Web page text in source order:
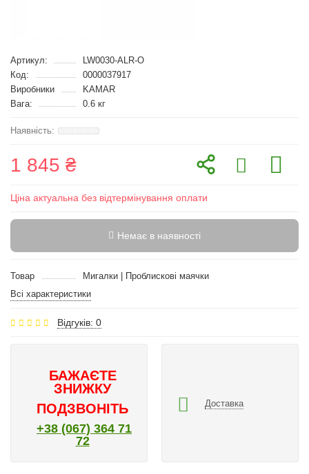
Артикул:
LW0030-ALR-O
Код:
0000037917
Виробники
KAMAR
Вага:
0.6 кг
1 845 ₴
Ціна актуальна без відтермінування оплати
Немає в наявності
Товар
Мигалки | Проблискові маячки
Всі характеристики
Відгуків: 0
БАЖАЄТЕ
ЗНИЖКУ
ПОДЗВОНІТЬ
+38 (067) 364 71
72
Доставка